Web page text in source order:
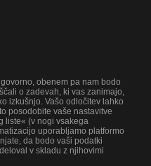
obenem pa nam bodo
o zadevah, ki vas zanimajo,
izkušnjo. Vašo odločitev lahko
posodobite vaše nastavitve
liste« (v nogi vsakega
uporabljamo platformo
da bodo vaši podatki
v skladu z njihovimi